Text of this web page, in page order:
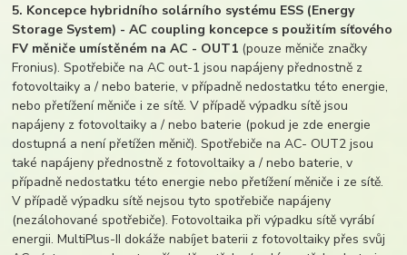
5. Koncepce hybridního solárního systému ESS (Energy
Storage System) - AC coupling koncepce s použitím síťového
FV měniče umístěném na AC - OUT1 (pouze měniče značky
Fronius). Spotřebiče na AC out-1 jsou napájeny přednostně z
fotovoltaiky a / nebo baterie, v případně nedostatku této energie,
nebo přetížení měniče i ze sítě. V případě výpadku sítě jsou
napájeny z fotovoltaiky a / nebo baterie (pokud je zde energie
dostupná a není přetížen měnič). Spotřebiče na AC- OUT2 jsou
také napájeny přednostně z fotovoltaiky a / nebo baterie, v
případně nedostatku této energie nebo přetížení měniče i ze sítě.
V případě výpadku sítě nejsou tyto spotřebiče napájeny
(nezálohované spotřebiče). Fotovoltaika při výpadku sítě vyrábí
energii. MultiPlus-II dokáže nabíjet baterii z fotovoltaiky přes svůj